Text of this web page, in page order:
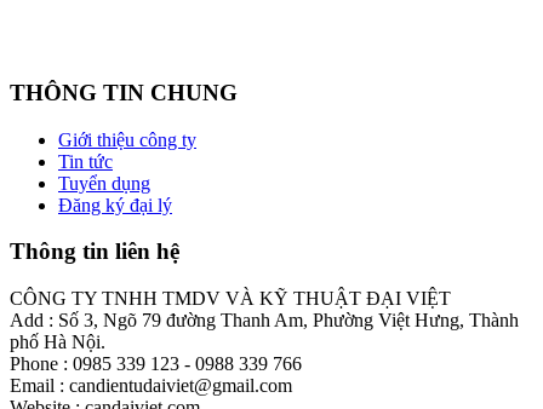
THÔNG TIN CHUNG
Giới thiệu công ty
Tin tức
Tuyển dụng
Đăng ký đại lý
Thông tin liên hệ
CÔNG TY TNHH TMDV VÀ KỸ THUẬT ĐẠI VIỆT
Add : Số 3, Ngõ 79 đường Thanh Am, Phường Việt Hưng, Thành
phố Hà Nội.
Phone : 0985 339 123 - 0988 339 766
Email : candientudaiviet@gmail.com